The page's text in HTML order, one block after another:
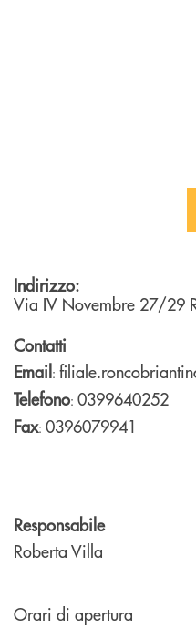
Indirizzo:
Via IV Novembre 27/29
Contatti
Email:
Telefono: 0399640252
Fax: 0396079941
Responsabile
Roberta Villa
Orari di apertura